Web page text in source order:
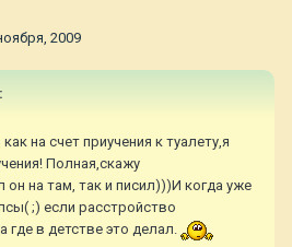
2009
на счет приучения к туалету,я
Полная,скажу
он на там, так и писил)))И когда уже
;) если расстройство
где в детстве это делал.